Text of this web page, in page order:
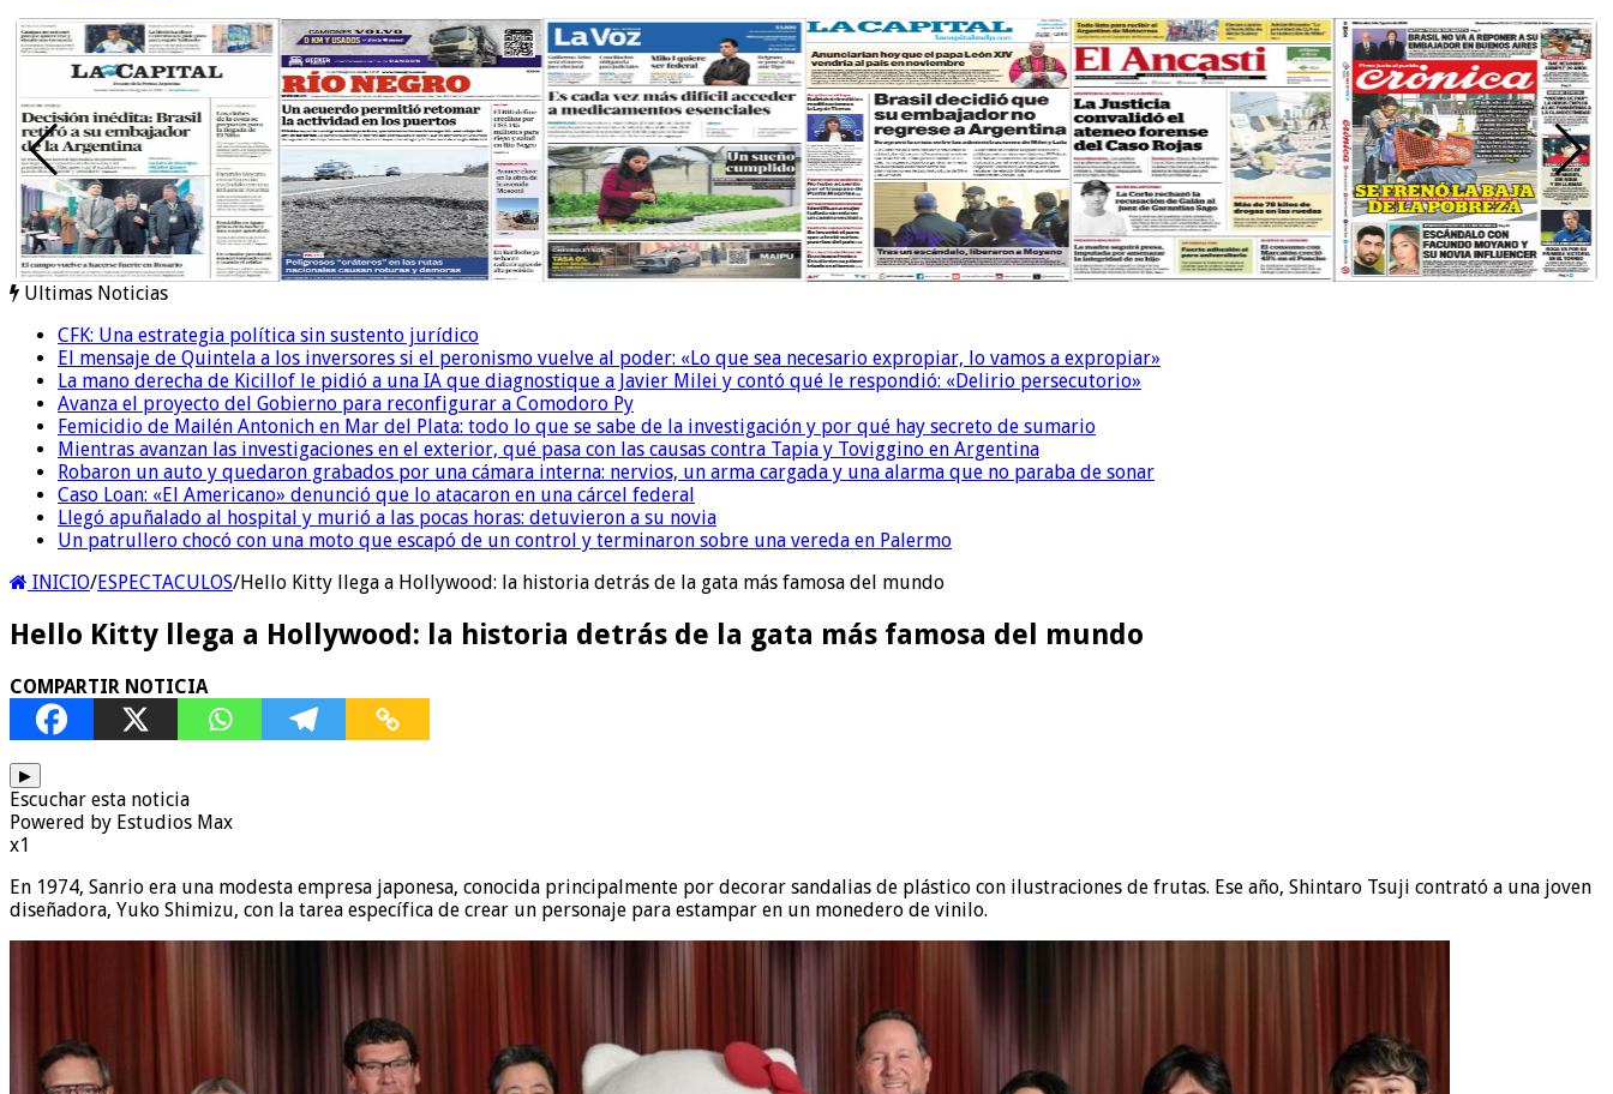
Ultimas Noticias
CFK: Una estrategia política sin sustento jurídico
El mensaje de Quintela a los inversores si el peronismo vuelve al poder: «Lo que sea necesario expropiar, lo vamos a expropiar»
La mano derecha de Kicillof le pidió a una IA que diagnostique a Javier Milei y contó qué le respondió: «Delirio persecutorio»
Avanza el proyecto del Gobierno para reconfigurar a Comodoro Py
Femicidio de Mailén Antonich en Mar del Plata: todo lo que se sabe de la investigación y por qué hay secreto de sumario
Mientras avanzan las investigaciones en el exterior, qué pasa con las causas contra Tapia y Toviggino en Argentina
Robaron un auto y quedaron grabados por una cámara interna: nervios, un arma cargada y una alarma que no paraba de sonar
Caso Loan: «El Americano» denunció que lo atacaron en una cárcel federal
Llegó apuñalado al hospital y murió a las pocas horas: detuvieron a su novia
Un patrullero chocó con una moto que escapó de un control y terminaron sobre una vereda en Palermo
INICIO/ESPECTACULOS/Hello Kitty llega a Hollywood: la historia detrás de la gata más famosa del mundo
Hello Kitty llega a Hollywood: la historia detrás de la gata más famosa del mundo
COMPARTIR NOTICIA
▶
Escuchar esta noticia
Powered by Estudios Max
x1
En 1974, Sanrio era una modesta empresa japonesa, conocida principalmente por decorar sandalias de plástico con ilustraciones de frutas. Ese año, Shintaro Tsuji contrató a una joven
diseñadora, Yuko Shimizu, con la tarea específica de crear un personaje para estampar en un monedero de vinilo.